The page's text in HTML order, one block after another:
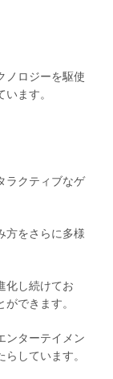
ノロジーを駆使
ます。
ラクティブなゲ
方をさらに多様
化し続けてお
できます。
ンターテイメン
らしています。